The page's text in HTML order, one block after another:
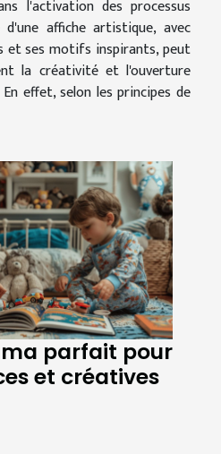
l'activation des processus
affiche artistique, avec
et ses motifs inspirants, peut
la créativité et l'ouverture
effet, selon les principes de
parfait pour
et créatives